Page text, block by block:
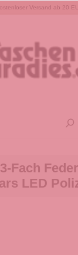
Versand ab 20
Fach
LED